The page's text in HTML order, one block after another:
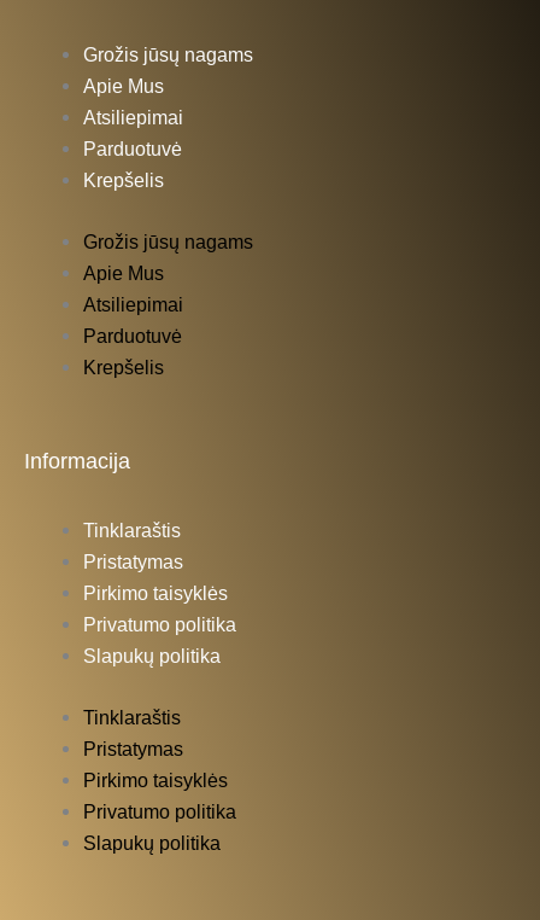
Grožis jūsų nagams
Apie Mus
Atsiliepimai
Parduotuvė
Krepšelis
Grožis jūsų nagams
Apie Mus
Atsiliepimai
Parduotuvė
Krepšelis
Informacija
Tinklaraštis
Pristatymas
Pirkimo taisyklės
Privatumo politika
Slapukų politika
Tinklaraštis
Pristatymas
Pirkimo taisyklės
Privatumo politika
Slapukų politika